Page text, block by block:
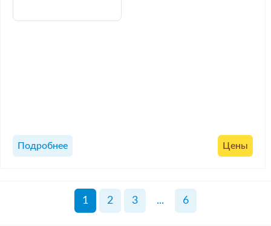
Подробнее Цены
1 2 3 ... 6